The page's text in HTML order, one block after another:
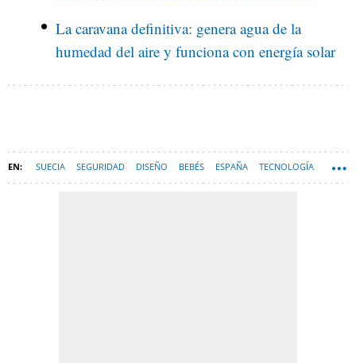
La caravana definitiva: genera agua de la
humedad del aire y funciona con energía solar
SUECIA SEGURIDAD DISEÑO BEBÉS ESPAÑA TECNOLOGÍA